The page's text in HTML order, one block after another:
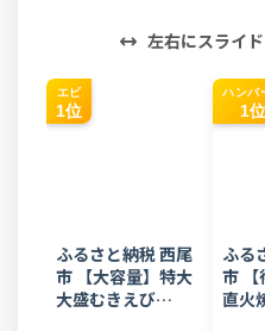
左右にスライド
エビ
1位
ふるさと納税 西尾
市 【大容量】特大
大盛むきえび
ハンバ
1位
ふる
市 【
直火